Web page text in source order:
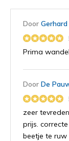
Door Gerhard
Prima
Door De
zeer
prijs.
beetje te